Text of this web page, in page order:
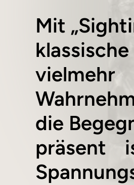
Mit
die
präsent